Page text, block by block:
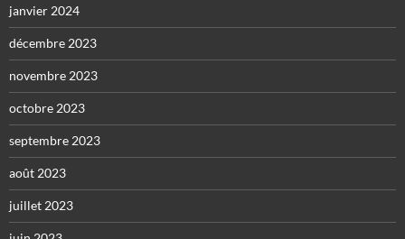
janvier 2024
décembre 2023
novembre 2023
octobre 2023
septembre 2023
août 2023
juillet 2023